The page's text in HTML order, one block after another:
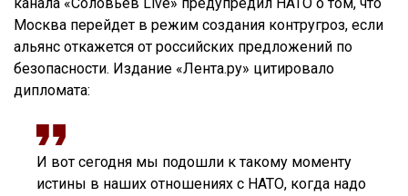
Москва перейдет в режим создания контругроз, если
альянс откажется от российских предложений по
безопасности. Издание «Лента.ру» цитировало
дипломата:
И вот сегодня мы подошли к такому моменту
истины в наших отношениях с НАТО, когда надо